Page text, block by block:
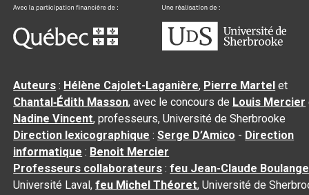
Auteurs : Hélène Cajolet-Laganière, Pierre Martel et
Chantal‑Édith Masson, avec le concours de Louis Mercier
Nadine Vincent, professeurs, Université de Sherbrooke
Direction lexicographique :Serge D’Amico - Direction
informatique : Benoit Mercier
Professeurs collaborateurs :feu Jean-Claude
Université Laval,feu Michel Théoret, Université de